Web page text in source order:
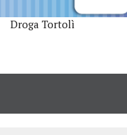
Droga Tortolì